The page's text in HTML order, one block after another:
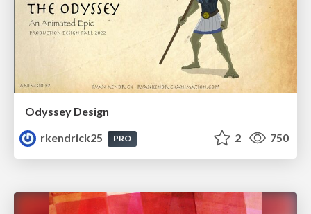
Odyssey Design
rkendrick25
PRO 2 750